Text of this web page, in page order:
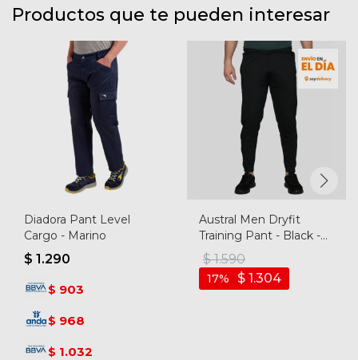
Productos que te pueden interesar
Diadora Pant Level
Cargo - Marino
$ 1.290
$ 903
$ 968
$ 1.032
Austral Men Dryfit
Training Pant - Black -
Negro-negro
$ 1.590
$ 1.304
17